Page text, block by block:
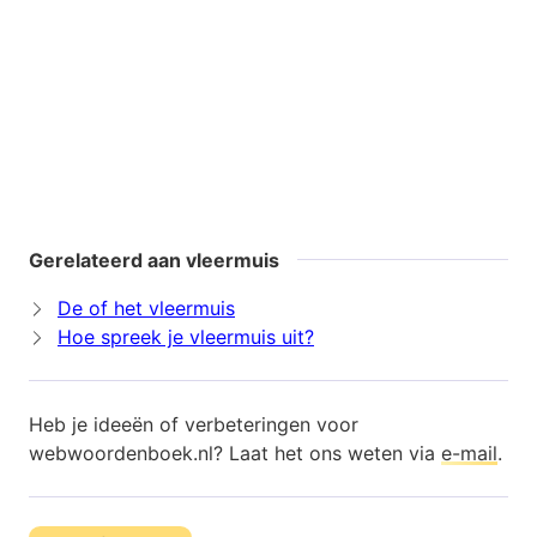
Gerelateerd aan vleermuis
De of het vleermuis
Hoe spreek je vleermuis uit?
Heb je ideeën of verbeteringen voor
webwoordenboek.nl? Laat het ons weten via e-mail.